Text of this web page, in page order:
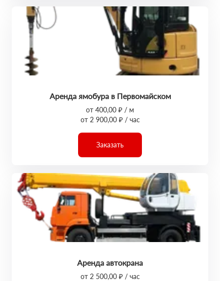
Аренда ямобура в Первомайском
от 400,00 ₽ / м
от 2 900,00 ₽ / час
Заказать
Аренда автокрана
от 2 500,00 ₽ / час